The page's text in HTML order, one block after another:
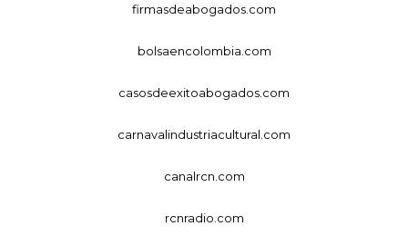
firmasdeabogados.com
bolsaencolombia.com
casosdeexitoabogados.com
carnavalindustriacultural.com
canalrcn.com
rcnradio.com